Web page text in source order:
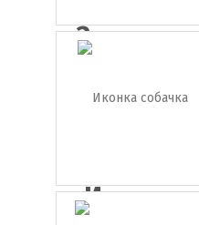
Золотые
монеты с
...
Иконка